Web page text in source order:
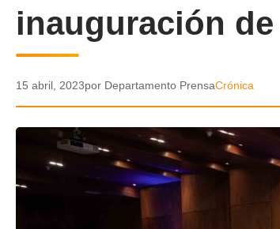
inauguración
15 abril, 2023por Departamento PrensaCrónica